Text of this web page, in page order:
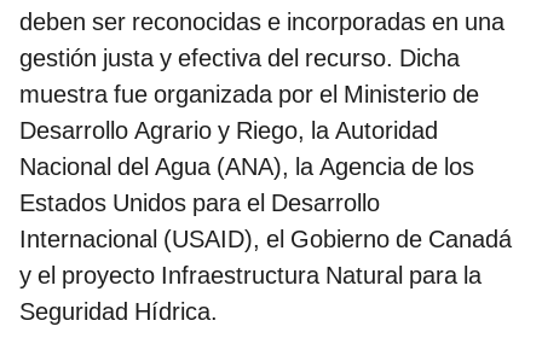
deben ser reconocidas e incorporadas en una
gestión justa y efectiva del recurso. Dicha
muestra fue organizada por el Ministerio de
Desarrollo Agrario y Riego, la Autoridad
Nacional del Agua (ANA), la Agencia de los
Estados Unidos para el Desarrollo
Internacional (USAID), el Gobierno de Canadá
y el proyecto Infraestructura Natural para la
Seguridad Hídrica.